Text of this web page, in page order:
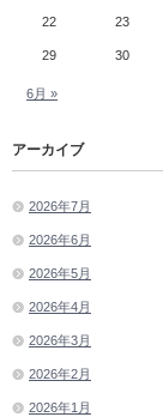
22 23
29 30
6月 »
アーカイブ
2026年7月
2026年6月
2026年5月
2026年4月
2026年3月
2026年2月
2026年1月